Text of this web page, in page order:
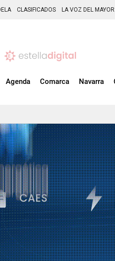
CLASIFICADOS LA VOZ DEL MAYOR
Agenda Comarca Navarra